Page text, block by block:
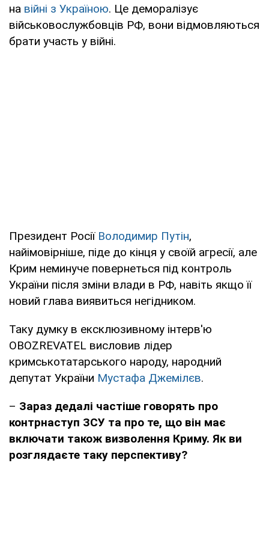
на війні з Україною. Це деморалізує
військовослужбовців РФ, вони відмовляються
брати участь у війні.
Президент Росії Володимир Путін,
найімовірніше, піде до кінця у своїй агресії, але
Крим неминуче повернеться під контроль
України після зміни влади в РФ, навіть якщо її
новий глава виявиться негідником.
Таку думку в ексклюзивному інтерв'ю
OBOZREVATEL висловив лідер
кримськотатарського народу, народний
депутат України Мустафа Джемілєв.
– Зараз дедалі частіше говорять про
контрнаступ ЗСУ та про те, що він має
включати також визволення Криму. Як ви
розглядаєте таку перспективу?